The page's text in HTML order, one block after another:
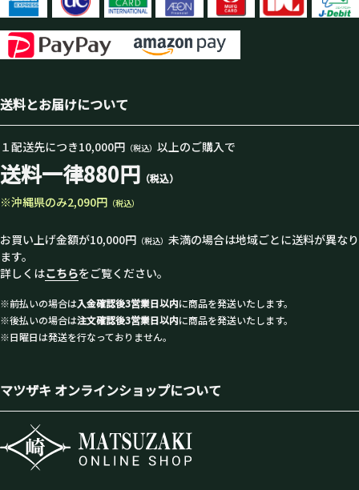
送料とお届けについて
１配送先につき10,000円 （税込） 以上のご購入で
送料一律880円 （税込）
※沖縄県のみ2,090円 （税込）
お買い上げ金額が10,000円 （税込） 未満の場合は地域ごとに送料が異なり
ます。
詳しくはこちらをご覧ください。
※前払いの場合は入金確認後3営業日以内に商品を発送いたします。
※後払いの場合は注文確認後3営業日以内に商品を発送いたします。
※日曜日は発送を行なっておりません。
マツザキ オンラインショップについて